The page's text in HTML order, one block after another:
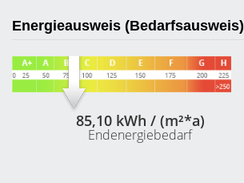
Energieausweis (Bedarfsausweis)
85,10 kWh / (m²*a)
Endenergiebedarf